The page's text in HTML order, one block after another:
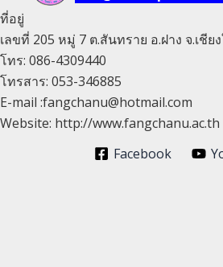
ที่อยู่
เลขที่ 205 หมู่ 7 ต.สันทราย อ.ฝาง จ.เชีย
โทร: 086-4309440
โทรสาร: 053-346885
E-mail :fangchanu@hotmail.com
Website: http://www.fangchanu.ac.th
Facebook